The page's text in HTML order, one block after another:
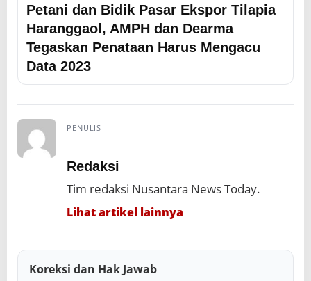
Petani dan Bidik Pasar Ekspor Tilapia
Haranggaol, AMPH dan Dearma
Tegaskan Penataan Harus Mengacu
Data 2023
PENULIS
Redaksi
Tim redaksi Nusantara News Today.
Lihat artikel lainnya
Koreksi dan Hak Jawab